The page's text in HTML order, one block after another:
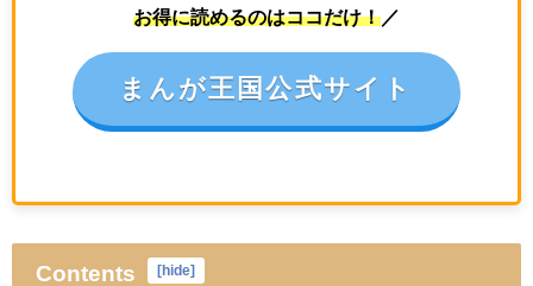
お得に読めるのはココだけ！ ／
まんが王国公式サイト
Contents [hide]